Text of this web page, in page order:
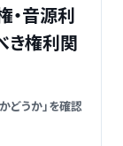
・音源利
き権利関
どうか」を確認